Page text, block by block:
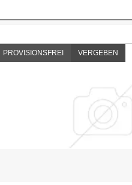
PROVISIONSFREI VERGEBEN